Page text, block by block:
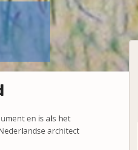
en is als het
architect